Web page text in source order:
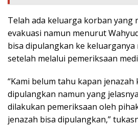
Telah ada keluarga korban yang
evakuasi namun menurut
bisa dipulangkan ke
setelah melalui pemeriksaan
“Kami belum tahu kapan
dipulangkan namun yang
dilakukan pemeriksaan oleh
jenazah bisa dipulangkan,”